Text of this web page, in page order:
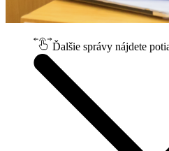
Ďalšie správy nájdete